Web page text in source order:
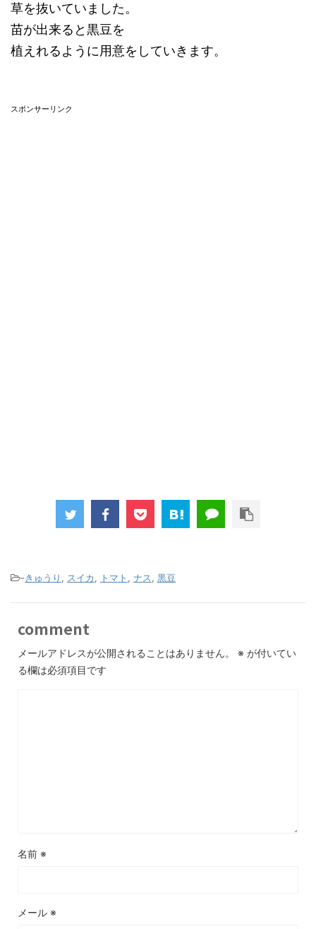
草を抜いていました。
苗が出来ると黒豆を
植えれるように用意をしていきます。
スポンサーリンク
-きゅうり , スイカ, トマト , ナス, 黒豆
comment
メールアドレスが公開されることはありません。 ※ が付いてい
る欄は必須項目です
名前 ※
メール ※